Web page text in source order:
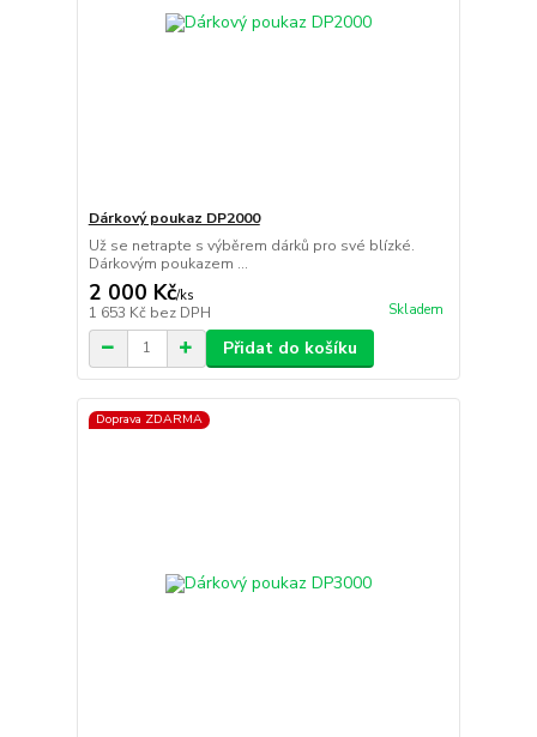
Dárkový poukaz DP2000
Už se netrapte s výběrem dárků pro své blízké.
Dárkovým poukazem ...
2 000 Kč/ks
1 653 Kč bez DPH Skladem
Přidat do košíku
Doprava ZDARMA